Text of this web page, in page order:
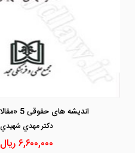
اندیشه های حقوقی 5 «مقالات حقوقی»
دكتر مهدي شهيدي
۶,۶۰۰,۰۰۰ریال